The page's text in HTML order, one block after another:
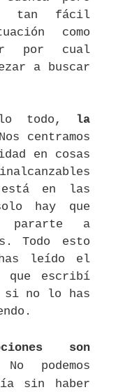
tan fácil
como
por cual
a buscar
todo,
la
centramos
en cosas
está en las
hay que
pararte a
Todo esto
leído el
que escribí
si no lo has
son
podemos
sin haber